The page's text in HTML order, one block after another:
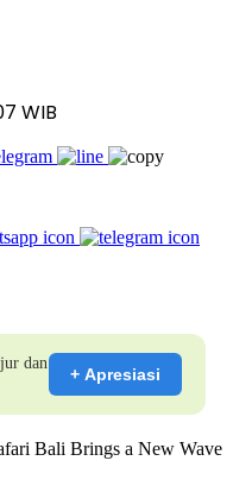
WIB
dan
+ Apresiasi